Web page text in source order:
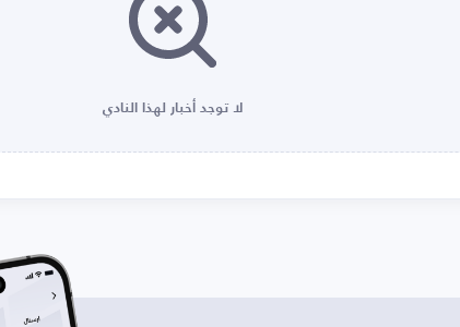
لا توجد أخبار لهذا النادي